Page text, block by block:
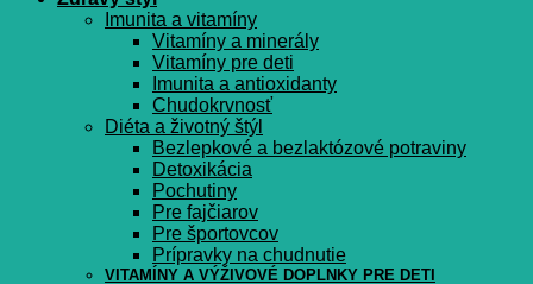
Imunita a vitamíny
Vitamíny a minerály
Vitamíny pre deti
Imunita a antioxidanty
Chudokrvnosť
Diéta a životný štýl
Bezlepkové a bezlaktózové potraviny
Detoxikácia
Pochutiny
Pre fajčiarov
Pre športovcov
Prípravky na chudnutie
VITAMÍNY A VÝŽIVOVÉ DOPLNKY PRE DETI